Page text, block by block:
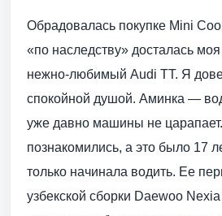
Обрадовалась покупке Mini
«по наследству» досталась
нежно-любимый Audi TT. Я
спокойной душой. Аминка —
уже давно машины не
познакомились, а это было 17
только начинала водить. Ее
узбекской сборки Daewoo